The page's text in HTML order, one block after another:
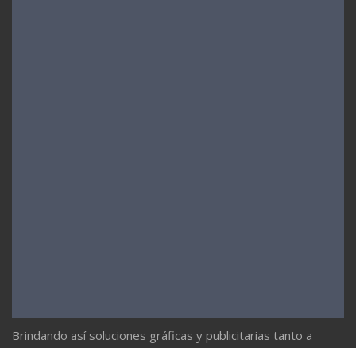
Brindando así soluciones gráficas y publicitarias tanto a